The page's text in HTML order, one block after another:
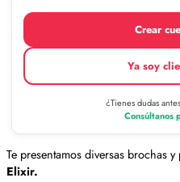
Crear
Ya soy
¿Tienes dudas
Consúltanos
Te presentamos diversas brochas
Elixir.